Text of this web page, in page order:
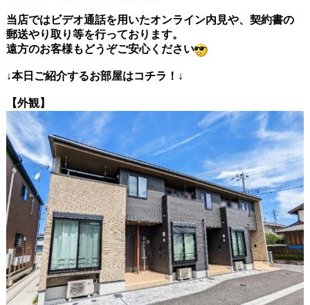
当店ではビデオ通話を用いたオンライン内見や、契約書の
郵送やり取り等を行っております。
遠方のお客様もどうぞご安心ください
↓本日ご紹介するお部屋はコチラ！↓
【外観】